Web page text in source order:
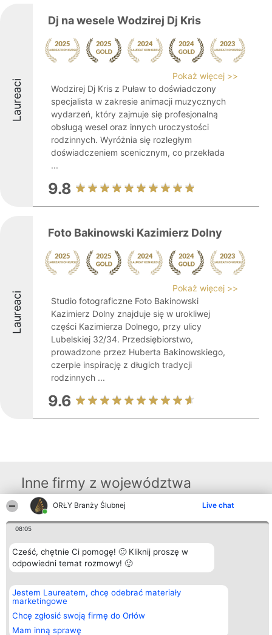
ORŁY Branży Ślubnej Live chat
08:05
Cześć, chętnie Ci pomogę! 🙂 Kliknij proszę w
odpowiedni temat rozmowy! 🙂
Jestem Laureatem, chcę odebrać materiały
marketingowe
Chcę zgłosić swoją firmę do Orłów
Mam inną sprawę
Laureaci
Dj na wesele Wodzirej Dj Kris
Pokaż więcej >>
Wodzirej Dj Kris z Puław to doświadczony
specjalista w zakresie animacji muzycznych
wydarzeń, który zajmuje się profesjonalną
obsługą wesel oraz innych uroczystości
rodzinnych. Wyróżnia się rozległym
doświadczeniem scenicznym, co przekłada
...
9.8
Laureaci
Foto Bakinowski Kazimierz Dolny
Pokaż więcej >>
Studio fotograficzne Foto Bakinowski
Kazimierz Dolny znajduje się w urokliwej
części Kazimierza Dolnego, przy ulicy
Lubelskiej 32/34. Przedsiębiorstwo,
prowadzone przez Huberta Bakinowskiego,
czerpie inspirację z długich tradycji
rodzinnych ...
9.6
Inne firmy z województwa
Organizator plebiscytu
Bright Side Solutions sp. z o.
ul. Ruska 22
Wrocław 50-079
KRS 0000749100 | Regon
+48 508 492 400
Plebiscyt
wszystkich
Laureatów
Zasady
Polityka
Prywatności
Kontakt